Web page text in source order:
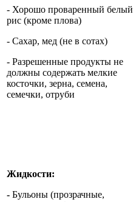
- Хорошо проваренный белый
рис (кроме плова)
- Сахар, мед (не в сотах)
- Разрешенные продукты не
должны содержать мелкие
косточки, зерна, семена,
семечки, отруби
Жидкости:
- Бульоны (прозрачные,